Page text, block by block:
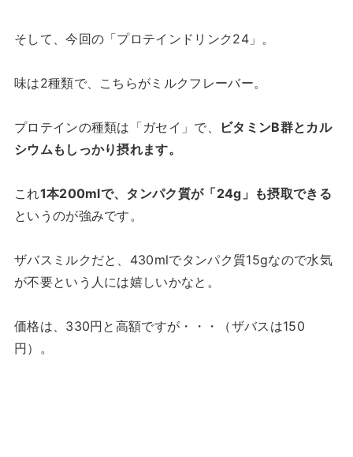
そして、今回の「プロテインドリンク24」。
味は2種類で、こちらがミルクフレーバー。
プロテインの種類は「ガセイ」で、
ビタミンB群とカル
シウムもしっかり摂れます。
これ1本200mlで、タンパク質が「24g」も摂取できる
というのが強みです。
ザバスミルクだと、430mlでタンパク質15gなので水気
が不要という人には嬉しいかなと。
価格は、330円と高額ですが・・・（ザバスは150
円）。